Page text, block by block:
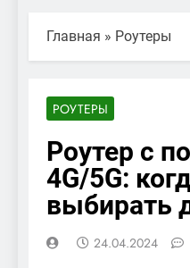
Главная » Роутеры
РОУТЕРЫ
Роутер с
4G/5G:
выбирать
24.04.2024